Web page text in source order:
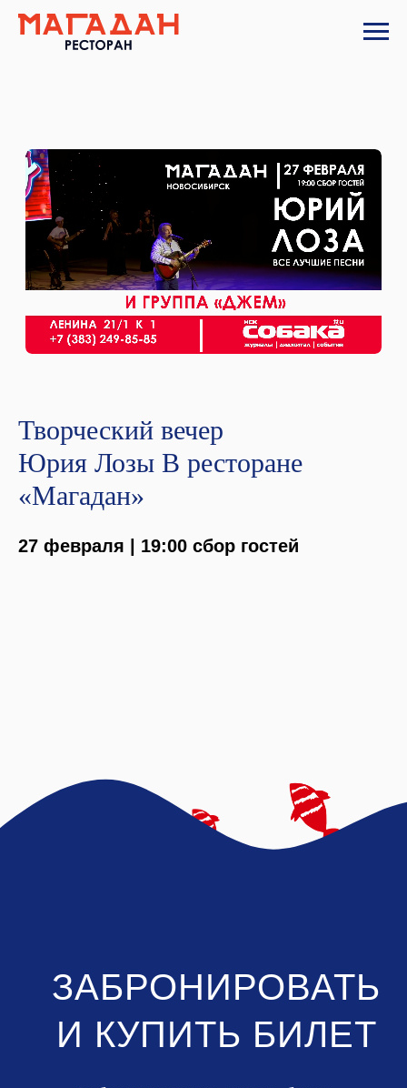
Творческий вечер
Юрия Лозы В ресторане
«Магадан»
27 февраля | 19:00 сбор гостей
ЗАБРОНИРОВАТЬ
И КУПИТЬ БИЛЕТ